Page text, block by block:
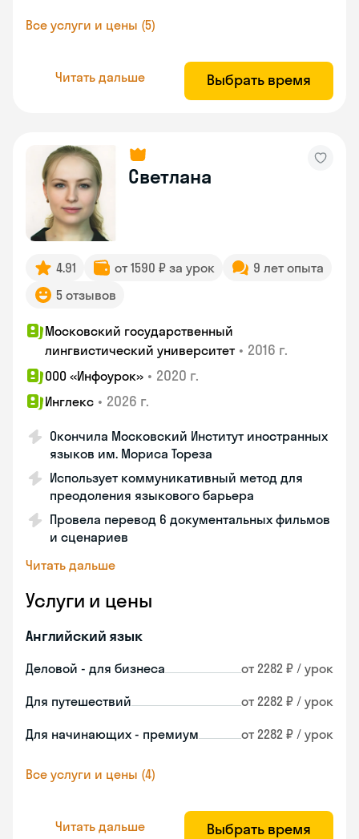
Все услуги и цены (5)
Читать дальше Выбрать время
Светлана
4.91 от 1590 ₽ за урок
9 лет опыта
5 отзывов
Московский государственный
лингвистический университет • 2016 г.
ООО «Инфоурок» • 2020 г.
Инглекс • 2026 г.
Окончила Московский Институт иностранных
языков им. Мориса Тореза
Использует коммуникативный метод для
преодоления языкового барьера
Провела перевод 6 документальных фильмов
и сценариев
Читать дальше
Услуги и цены
Английский язык
Деловой - для бизнеса от 2282 ₽ / урок
Для путешествий от 2282 ₽ / урок
Для начинающих - премиум от 2282 ₽ / урок
Все услуги и цены (4)
Читать дальше Выбрать время